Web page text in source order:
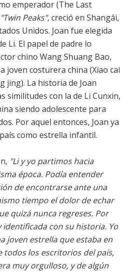
emperador (The Last
"Twin Peaks", creció en Shangái,
Unidos. Joan fue elegida
Li. El papel de padre lo
chino Wang Shuang Bao,
joven costurera china (Xiao cai
jing). La historia de Joan
similitudes con la de Li Cunxin,
siendo adolescente para
Por aquel entonces, Joan ya
como estrella infantil.
"Li y yo partimos hacia
época. Podía entender
de encontrarse ante una
tiempo el dolor de echar
quizá nunca regreses. Por
con su historia. Yo
joven estrella que estaba en
todos los escritorios del país,
muy orgulloso, y de algún